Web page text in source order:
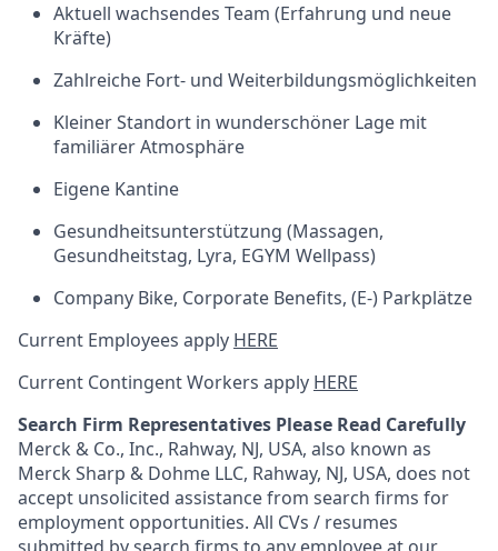
Aktuell wachsendes Team (Erfahrung und neue
Kräfte)
Zahlreiche Fort- und Weiterbildungsmöglichkeiten
Kleiner Standort in wunderschöner Lage mit
familiärer Atmosphäre
Eigene Kantine
Gesundheitsunterstützung (Massagen,
Gesundheitstag, Lyra, EGYM Wellpass)
Company Bike, Corporate Benefits, (E-) Parkplätze
Current Employees apply HERE
Current Contingent Workers apply HERE
Search Firm Representatives Please Read Carefully
Merck & Co., Inc., Rahway, NJ, USA, also known as
Merck Sharp & Dohme LLC, Rahway, NJ, USA, does not
accept unsolicited assistance from search firms for
employment opportunities. All CVs / resumes